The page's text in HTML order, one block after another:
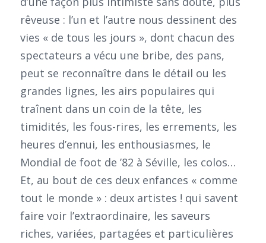
rêveuse : l’un et l’autre nous dessinent des
vies « de tous les jours », dont chacun des
spectateurs a vécu une bribe, des pans,
peut se reconnaître dans le détail ou les
grandes lignes, les airs populaires qui
traînent dans un coin de la tête, les
timidités, les fous-rires, les errements, les
heures d’ennui, les enthousiasmes, le
Mondial de foot de ’82 à Séville, les colos…
Et, au bout de ces deux enfances « comme
tout le monde » : deux artistes ! qui savent
faire voir l’extraordinaire, les saveurs
riches, variées, partagées et particulières